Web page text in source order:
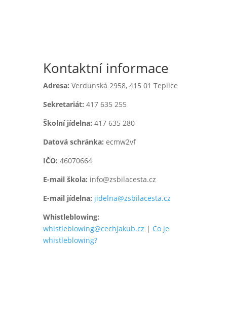
Kontaktní informace
Adresa: Verdunská 2958, 415 01 Teplice
Sekretariát: 417 635 255
Školní jídelna: 417 635 280
Datová schránka: ecmw2vf
IČO: 46070664
E-mail škola: info@zsbilacesta.cz
E-mail jídelna: jidelna@zsbilacesta.cz
Whistleblowing:
whistleblowing@cechjakub.cz | Co je
whistleblowing?